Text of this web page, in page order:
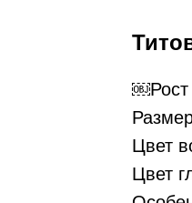
￼Рост
Цвет
Цвет